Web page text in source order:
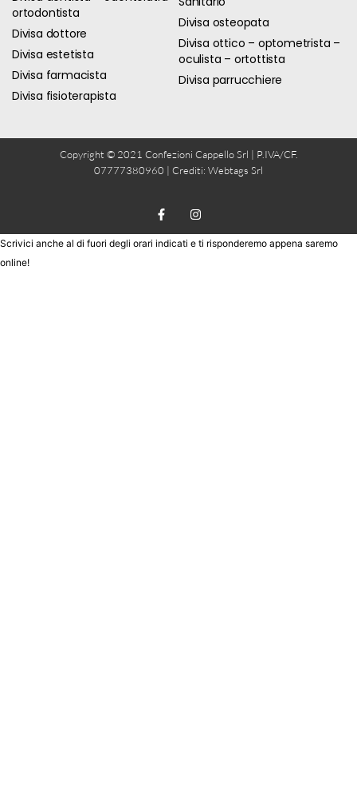
ortodontista
Divisa dottore
Divisa estetista
Divisa farmacista
Divisa fisioterapista
Divisa osteopata
Divisa ottico – optometrista –
oculista – ortottista
Divisa parrucchiere
Copyright © 2021 Confezioni Cappello Srl | P.IVA/CF.
07777380960 | Crediti: Webtags Srl
Scrivici anche al di fuori degli orari indicati e ti risponderemo appena saremo
online!